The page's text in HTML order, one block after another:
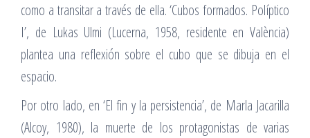
como a transitar a través de ella. ‘Cubos formados. Políptico
I’, de Lukas Ulmi (Lucerna, 1958, residente en València)
plantea una reflexión sobre el cubo que se dibuja en el
espacio.
Por otro lado, en ‘El fin y la persistencia’, de Marla Jacarilla
(Alcoy, 1980), la muerte de los protagonistas de varias